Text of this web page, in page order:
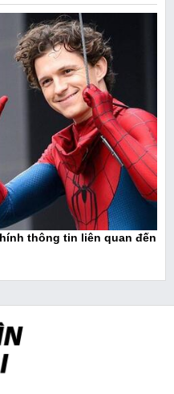
thông tin liên quan đến